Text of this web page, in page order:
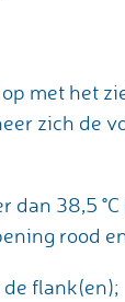
met het
zich de
dan 38,5
rood
flank(en);